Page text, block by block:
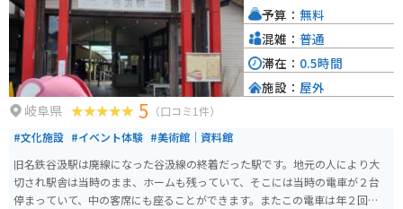
岐阜県 5 （口コミ1件）
#文化施設 #イベント体験 #美術館｜資料館
旧名鉄谷汲駅は廃線になった谷汲線の終着だった駅です。地元の人により大
切され駅舎は当時のまま、ホームも残っていて、そこには当時の電車が２台
停まっていて、中の客席にも座ることができます。またこの電車は年２回春と
予算： 無料
混雑： 普通
滞在： 0.5時間
施設： 屋外